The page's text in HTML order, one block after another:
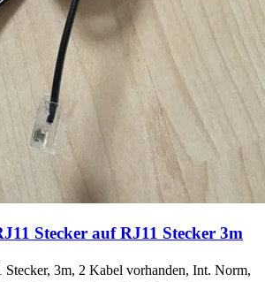
Stecker auf RJ11 Stecker 3m
Stecker, 3m, 2 Kabel vorhanden, Int. Norm,